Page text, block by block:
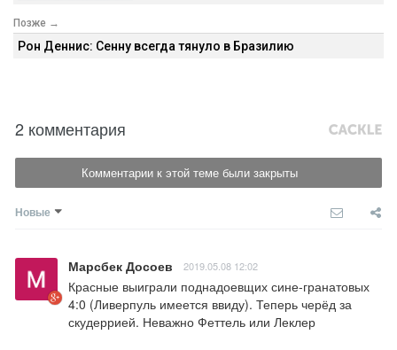
Позже →
Рон Деннис: Сенну всегда тянуло в Бразилию
2 комментария
Комментарии к этой теме были закрыты
Новые
Марсбек Досоев 2019.05.08 12:02
Красные выиграли поднадоевщих сине-гранатовых
4:0 (Ливерпуль имеется ввиду). Теперь черёд за
скудеррией. Неважно Феттель или Леклер